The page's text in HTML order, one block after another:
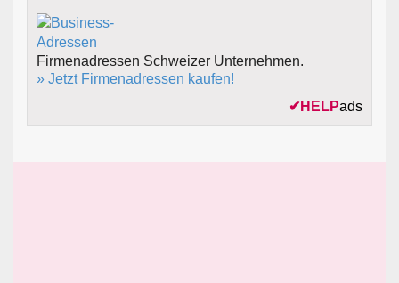
Firmenadressen Schweizer Unternehmen.
» Jetzt Firmenadressen kaufen!
✔ HELPads